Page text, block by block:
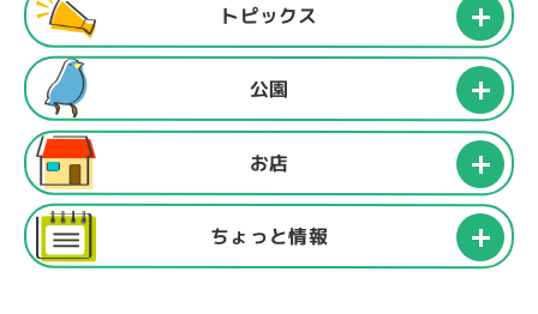
トピックス
公園
お店
ちょっと情報